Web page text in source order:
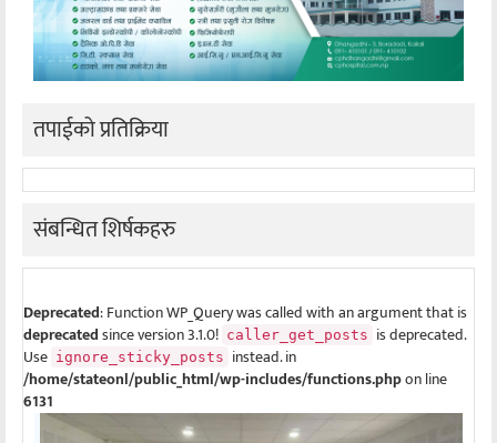
तपाईको प्रतिक्रिया
संबन्धित शिर्षकहरु
Deprecated: Function WP_Query was called with an argument that is
deprecatedsince version 3.1.0! caller_get_posts is deprecated.
Use ignore_sticky_posts instead. in
/home/stateonl/public_html/wp-includes/functions.phpon line
6131